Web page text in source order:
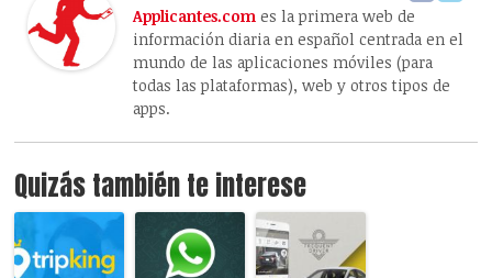
Applicantes.com es la primera web de
información diaria en español centrada en el
mundo de las aplicaciones móviles (para
todas las plataformas), web y otros tipos de
apps.
Quizás también te interese